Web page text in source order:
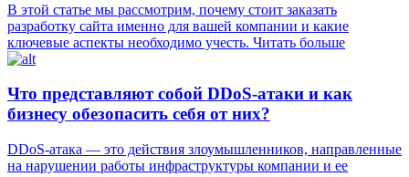
В этой статье мы рассмотрим, почему стоит заказать
разработку сайта именно для вашей компании и какие
ключевые аспекты необходимо учесть. Читать больше
Что представляют собой DDoS-атаки и как
бизнесу обезопасить себя от них?
DDoS-атака — это действия злоумышленников, направленные
на нарушении работы инфраструктуры компании и ее